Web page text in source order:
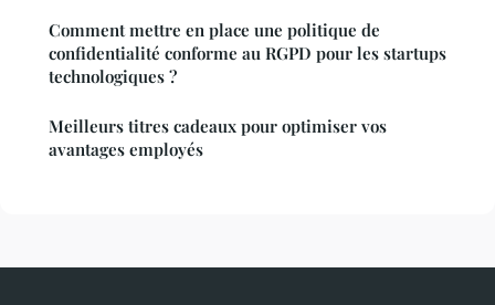
Comment mettre en place une politique de
confidentialité conforme au RGPD pour les startups
technologiques ?
Meilleurs titres cadeaux pour optimiser vos
avantages employés